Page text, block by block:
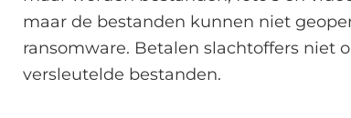
maar de bestanden kunnen niet
ransomware. Betalen slachtoffers niet
versleutelde bestanden.